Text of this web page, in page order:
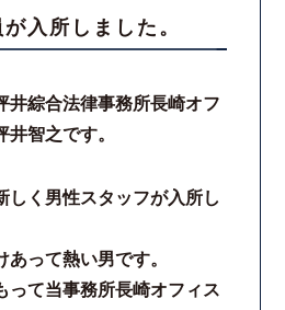
入所しました。
井綜合法律事務所長崎オフ
井智之です。
しく男性スタッフが入所し
って熱い男です。
って当事務所長崎オフィス